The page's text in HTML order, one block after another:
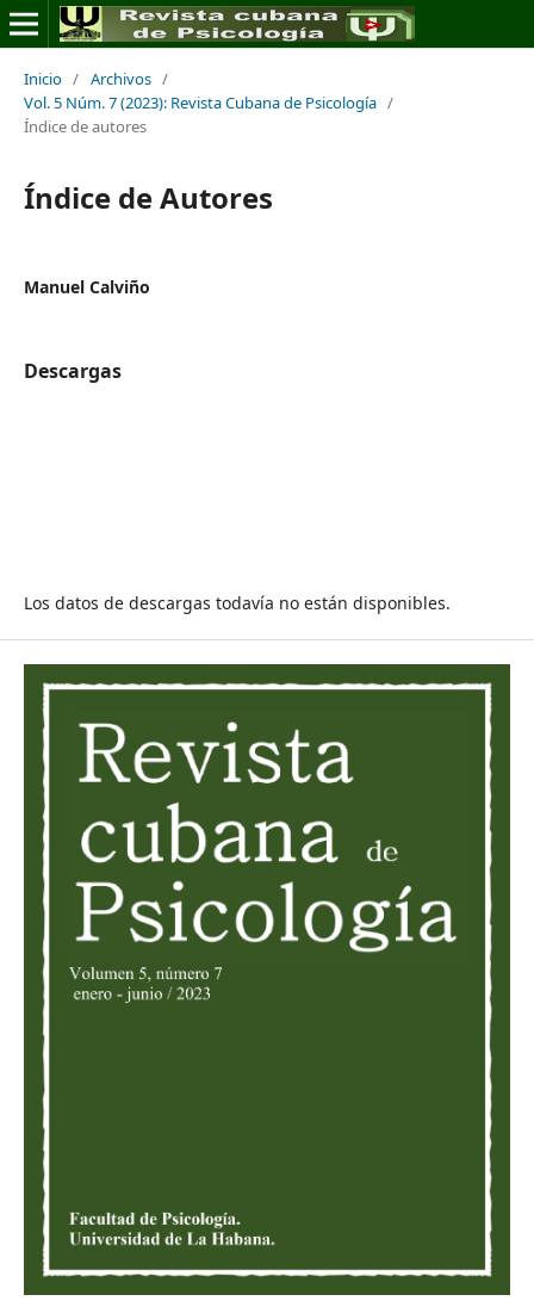
Inicio / Archivos /
Vol. 5 Núm. 7 (2023): Revista Cubana de Psicología /
Índice de autores
Índice de Autores
Manuel Calviño
Descargas
Los datos de descargas todavía no están disponibles.